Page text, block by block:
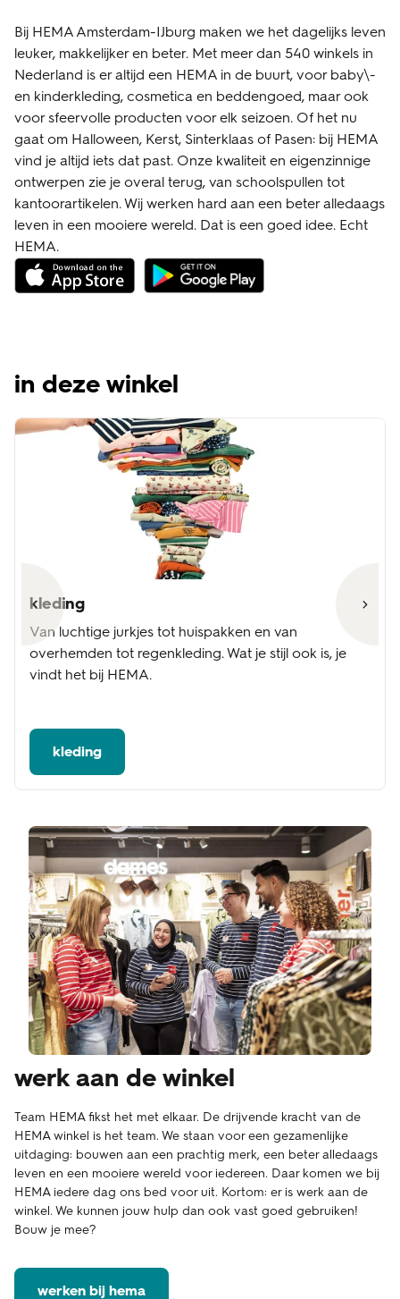
Bij HEMA Amsterdam-IJburg maken we het dagelijks leven
leuker, makkelijker en beter. Met meer dan 540 winkels in
Nederland is er altijd een HEMA in de buurt, voor baby\-
en kinderkleding, cosmetica en beddengoed, maar ook
voor sfeervolle producten voor elk seizoen. Of het nu
gaat om Halloween, Kerst, Sinterklaas of Pasen: bij HEMA
vind je altijd iets dat past. Onze kwaliteit en eigenzinnige
ontwerpen zie je overal terug, van schoolspullen tot
kantoorartikelen. Wij werken hard aan een beter alledaags
leven in een mooiere wereld. Dat is een goed idee. Echt
HEMA.
in deze winkel
kleding
Van luchtige jurkjes tot huispakken en van
overhemden tot regenkleding. Wat je stijl ook is, je
vindt het bij HEMA.
kleding
werk aan de winkel
Team HEMA fikst het met elkaar. De drijvende kracht van de
HEMA winkel is het team. We staan voor een gezamenlijke
uitdaging: bouwen aan een prachtig merk, een beter alledaags
leven en een mooiere wereld voor iedereen. Daar komen we bij
HEMA iedere dag ons bed voor uit. Kortom: er is werk aan de
winkel. We kunnen jouw hulp dan ook vast goed gebruiken!
Bouw je mee?
werken bij hema